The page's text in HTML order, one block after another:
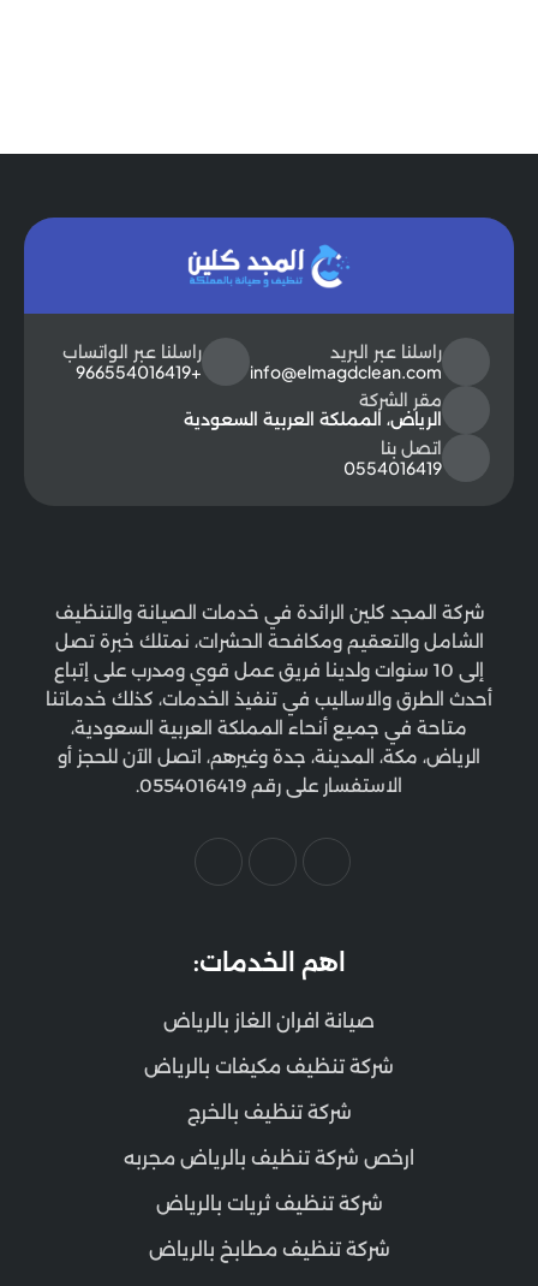
راسلنا عبر البريد
info@elmagdclean.com
راسلنا عبر الواتساب
+966554016419
مقر الشركة
الرياض، المملكة العربية السعودية
اتصل بنا
0554016419
شركة المجد كلين الرائدة في خدمات الصيانة والتنظيف
الشامل والتعقيم ومكافحة الحشرات، نمتلك خبرة تصل
إلى 10 سنوات ولدينا فريق عمل قوي ومدرب على إتباع
أحدث الطرق والاساليب في تنفيذ الخدمات، كذلك خدماتنا
متاحة في جميع أنحاء المملكة العربية السعودية،
الرياض، مكة، المدينة، جدة وغيرهم، اتصل الآن للحجز أو
الاستفسار على رقم 0554016419.
اهم الخدمات:
صيانة افران الغاز بالرياض
شركة تنظيف مكيفات بالرياض
شركة تنظيف بالخرج
ارخص شركة تنظيف بالرياض مجربه
شركة تنظيف ثريات بالرياض
شركة تنظيف مطابخ بالرياض